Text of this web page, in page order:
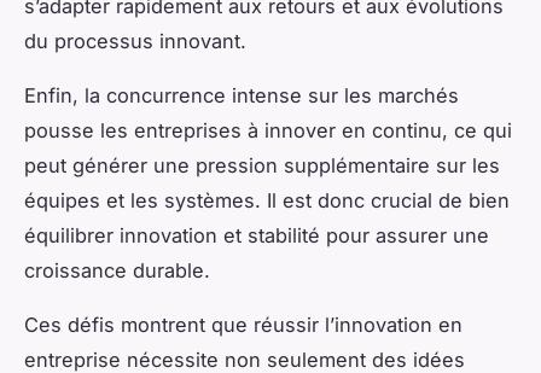
s’adapter rapidement aux retours et aux évolutions
du processus innovant.
Enfin, la concurrence intense sur les marchés
pousse les entreprises à innover en continu, ce qui
peut générer une pression supplémentaire sur les
équipes et les systèmes. Il est donc crucial de bien
équilibrer innovation et stabilité pour assurer une
croissance durable.
Ces défis montrent que réussir l’innovation en
entreprise nécessite non seulement des idées